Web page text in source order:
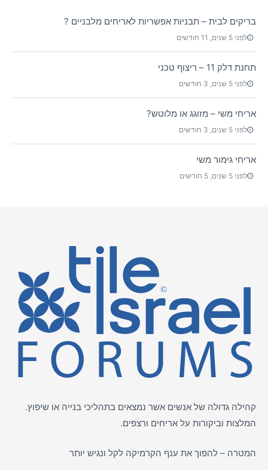
בריקים לבית – תבניות אפשריות לאריחים מלבניים ?
לפני 5 שנים, 11 חודשים
תחנת דלק 11 – ריצוף טכני
לפני 5 שנים, 3 חודשים
אריחי משי – מזוגג או מלוטש?
לפני 5 שנים, 3 חודשים
אריחי גימור משי
לפני 5 שנים, 5 חודשים
קהילה גדולה של אנשים אשר נמצאים בתהליכי בנייה או שיפוץ.
המלצות וביקורות על אריחים ורצפים.
המטרה – להפוך את ענף הקרמיקה לקל ונגיש יותר